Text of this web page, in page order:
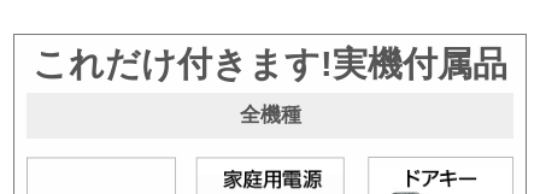
これだけ付きます!実機付属品
全機種